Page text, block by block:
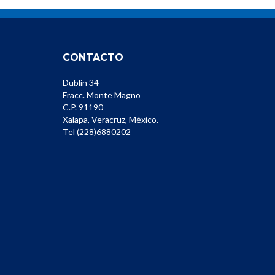
CONTACTO
Dublín 34
Fracc. Monte Magno
C.P. 91190
Xalapa, Veracruz, México.
Tel (228)6880202